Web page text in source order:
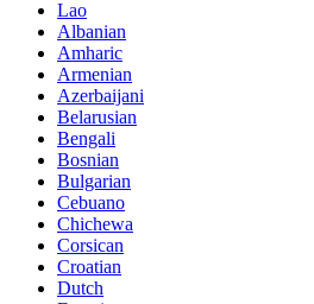
Lao
Albanian
Amharic
Armenian
Azerbaijani
Belarusian
Bengali
Bosnian
Bulgarian
Cebuano
Chichewa
Corsican
Croatian
Dutch